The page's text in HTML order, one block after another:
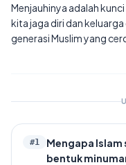
Menjauhinya adalah
kita jaga diri dan
generasi Muslim yang
#1
Mengapa
bentuk